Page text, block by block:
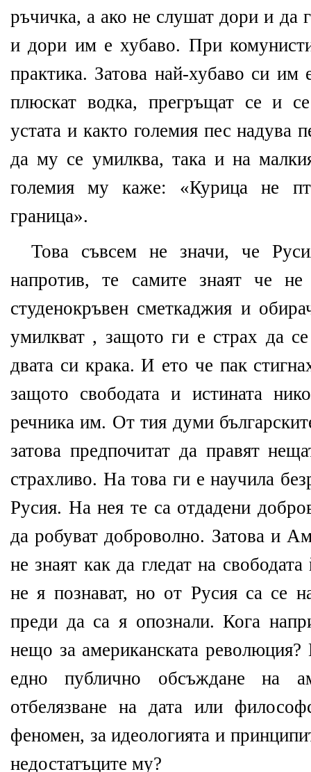
ръчичка, а ако не слушат дори и да
и дори им е хубаво. При
практика. Затова най-хубаво си им
плюскат водка, прегръщат се и
устата и както големия пес надува
да му се умилква, така и на
големия му каже: «Курица не
граница».
Това съвсем не значи, че
напротив, те самите знаят че
студенокръвен сметкаджия и
умилкват , защото ги е страх да
двата си крака. И ето че пак
защото свободата и истината
речника им. От тия думи
затова предпочитат да правят
страхливо. На това ги е научила
Русия. На нея те са отдадени
да робуват доброволно. Затова и
не знаят как да гледат на
не я познават, но от Русия са се
преди да са я опознали. Кога
нещо за американската
едно публично обсъждане на
отбелязване на дата или
феномен, за идеологията и
недостатъците му?